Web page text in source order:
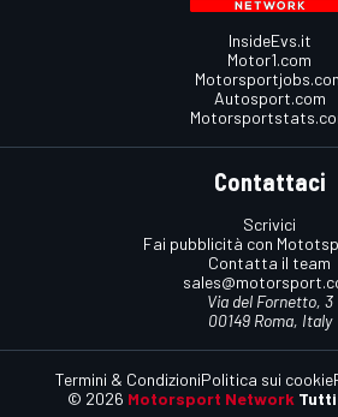
InsideEvs.it
Motor1.com
Autosport.com
Contattaci
Scrivici
Fai pubblicità con
Contatta il team
Via del Fornetto, 3
00149 Roma, Italy
© 2026 Motorsport Network
Termini & CondizioniPolitica sui cookie